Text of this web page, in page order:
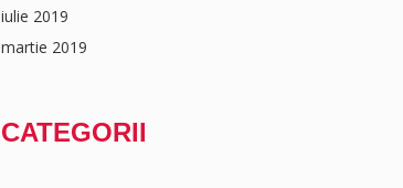
iulie 2019
martie 2019
CATEGORII